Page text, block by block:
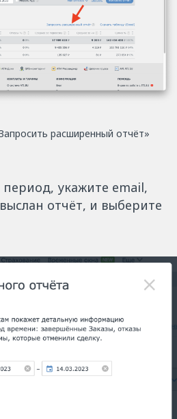
расширенный отчёт»
укажите email,
отчёт, и выберите